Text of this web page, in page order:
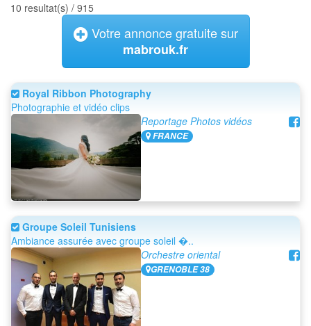
10 resultat(s) / 915
Votre annonce gratuite sur
mabrouk.fr
Royal Ribbon Photography
Photographie et vidéo clips
Reportage Photos vidéos
FRANCE
Groupe Soleil Tunisiens
Ambiance assurée avec groupe soleil �..
Orchestre oriental
GRENOBLE 38